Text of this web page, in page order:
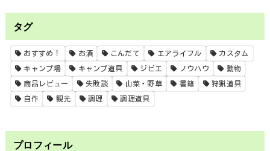
タグ
おすすめ！ お酒 こんだて エアライフル カスタム
キャンプ場 キャンプ道具 ジビエ ノウハウ 動物
商品レビュー 失敗談 山菜・野草 書籍 狩猟道具
自作 観光 調理 調理道具
プロフィール